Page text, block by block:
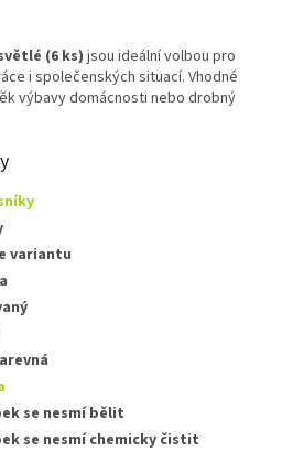
(6 ks) jsou ideální volbou pro
i společenských situací. Vhodné
výbavy domácnosti nebo drobný
variantu
se nesmí bělit
se nesmí chemicky čistit